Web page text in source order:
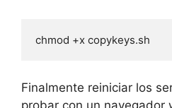
chmod +x copykeys.sh
Finalmente reiniciar los
probar con un navegador